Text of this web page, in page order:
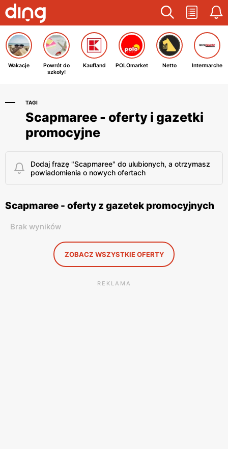
Wakacje
Powrót do
szkoły!
Kaufland POLOmarket Netto Intermarche
TAGI
Scapmaree - oferty i gazetki
promocyjne
Dodaj frazę "Scapmaree" do ulubionych, a otrzymasz
powiadomienia o nowych ofertach
Scapmaree - oferty z gazetek promocyjnych
Brak wyników
ZOBACZ WSZYSTKIE OFERTY
REKLAMA